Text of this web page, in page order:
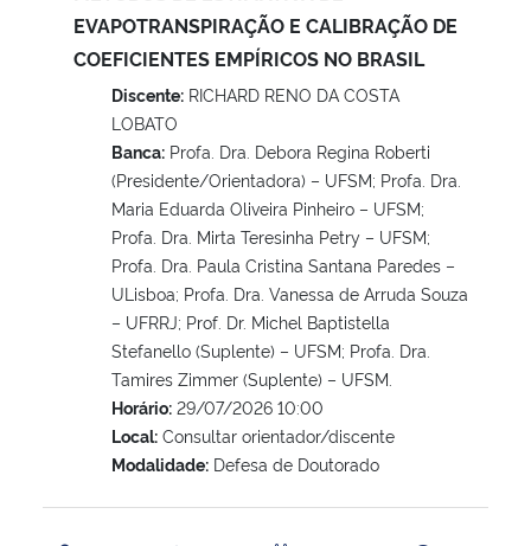
EVAPOTRANSPIRAÇÃO E CALIBRAÇÃO DE
COEFICIENTES EMPÍRICOS NO BRASIL
Discente: RICHARD RENO DA COSTA
LOBATO
Banca: Profa. Dra. Debora Regina Roberti
(Presidente/Orientadora) – UFSM; Profa. Dra.
Maria Eduarda Oliveira Pinheiro – UFSM;
Profa. Dra. Mirta Teresinha Petry – UFSM;
Profa. Dra. Paula Cristina Santana Paredes –
ULisboa; Profa. Dra. Vanessa de Arruda Souza
– UFRRJ; Prof. Dr. Michel Baptistella
Stefanello (Suplente) – UFSM; Profa. Dra.
Tamires Zimmer (Suplente) – UFSM.
Horário: 29/07/2026 10:00
Local: Consultar orientador/discente
Modalidade: Defesa de Doutorado